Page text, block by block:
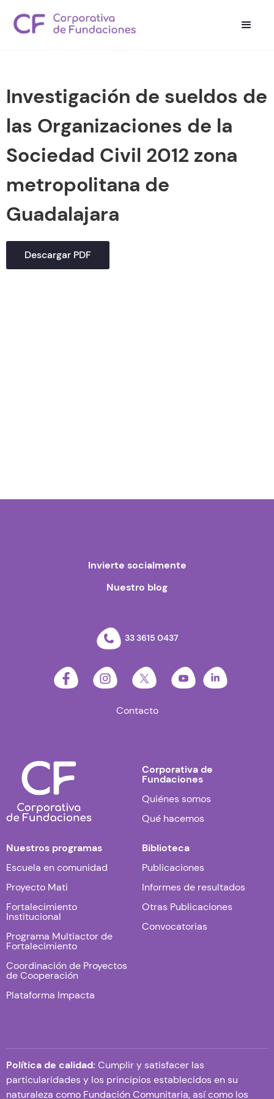
Investigación de sueldos de
las Organizaciones de la
Sociedad Civil 2012 zona
metropolitana de
Guadalajara
Descargar PDF
Invierte socialmente
Nuestro blog
33 3615 0437
Contacto
Corporativa de
Fundaciones
Quiénes somos
Qué hacemos
Nuestros programas
Escuela en comunidad
Proyecto Mati
Fortalecimiento
Institucional
Programa Multiactor de
Fortalecimiento
Coordinación de Proyectos
de Cooperación
Plataforma Impacta
Biblioteca
Publicaciones
Informes de resultados
Otras Publicaciones
Convocatorias
Política de calidad: Cumplir y satisfacer las
particularidades y los principios establecidos en su
naturaleza como Fundación Comunitaria, así como los